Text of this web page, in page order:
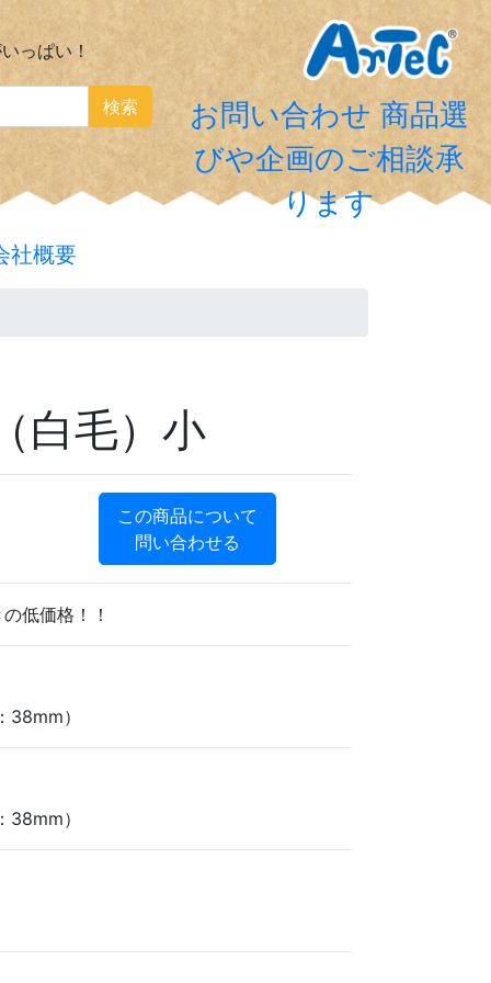
っぱい！
検索 お問い合わせ 商品選
びや企画のご相談承
ります
社概要
白毛）小
この商品について
問い合わせる
低価格！！
）
）